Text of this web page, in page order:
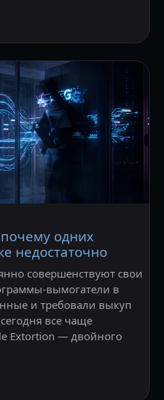
одних
недостаточно
совершенствуют свои
вымогатели в
и требовали выкуп
все чаще
Extortion — двойного